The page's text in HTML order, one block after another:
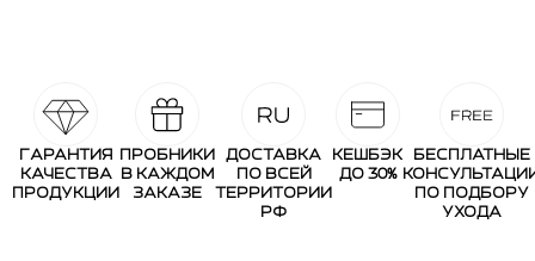
ГАРАНТИЯ
КАЧЕСТВА
ПРОДУКЦИИ
ПРОБНИКИ
В КАЖДОМ
ЗАКАЗЕ
ДОСТАВКА
ПО ВСЕЙ
ТЕРРИТОРИИ
РФ
КЕШБЭК
ДО 30%
БЕСПЛАТНЫЕ
ПО ПОДБОРУ
УХОДА